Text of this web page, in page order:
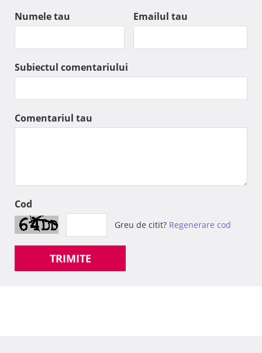
Numele tau Emailul tau
Subiectul comentariului
Comentariul tau
Cod
Greu de citit? Regenerare cod
TRIMITE